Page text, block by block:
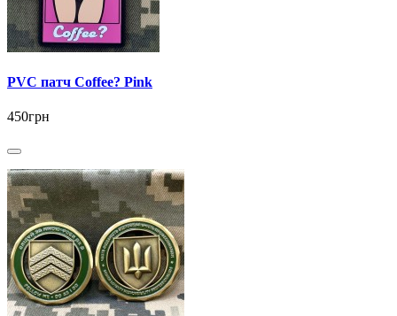
PVC патч Coffee? Pink
450грн